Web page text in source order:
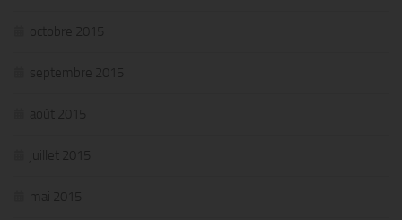
octobre 2015
septembre 2015
août 2015
juillet 2015
mai 2015